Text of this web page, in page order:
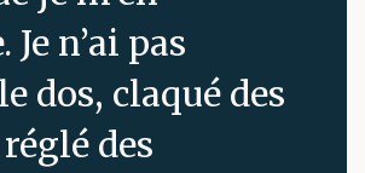
n’ai pas
dos, claqué des
des